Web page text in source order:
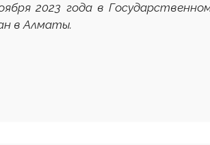
2023 года в
в Алматы.